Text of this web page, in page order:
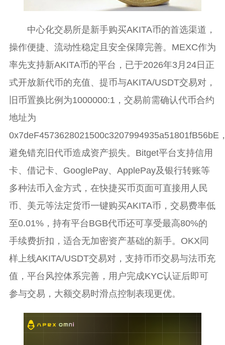
中心化交易所是新手购买AKITA币的首选渠道，
操作便捷、流动性稳定且安全保障完善。MEXC作为
率先支持新AKITA币的平台，已于2026年3月24日正
式开放新代币的充值、提币与AKITA/USDT交易对，
旧币置换比例为1000000:1，交易前需确认代币合约
地址为
0x7deF4573628021500c3207994935a51801fB56bE
避免错充旧代币造成资产损失。Bitget平台支持信用
卡、借记卡、GooglePay、ApplePay及银行转账等
多种法币入金方式，在快捷买币页面可直接用人民
币、美元等法定货币一键购买AKITA币，交易费率低
至0.01%，持有平台BGB代币还可享受最高80%的
手续费折扣，适合无加密资产基础的新手。OKX同
样上线AKITA/USDT交易对，支持币币交易与法币充
值，平台风控体系完善，用户完成KYC认证后即可
参与交易，大额交易时滑点控制表现更优。